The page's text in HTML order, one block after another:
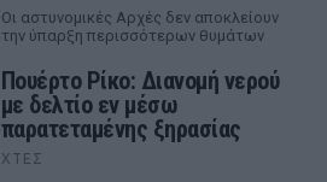
Οι αστυνομικές Αρχές δεν αποκλείουν
την ύπαρξη περισσότερων θυμάτων
Πουέρτο Ρίκο: Διανομή νερού
με δελτίο εν μέσω
παρατεταμένης ξηρασίας
ΧΤΕΣ